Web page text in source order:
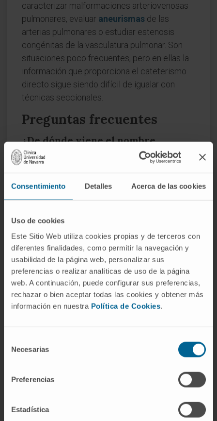
Consentimiento Detalles Acerca de las cookies
Uso de cookies
Este Sitio Web utiliza cookies propias y de terceros con
diferentes finalidades, como permitir la navegación y
usabilidad de la página web, personalizar sus
preferencias o realizar analíticas de uso de la página
web. A continuación, puede configurar sus preferencias,
rechazar o bien aceptar todas las cookies y obtener más
información en nuestra Política de Cookies.
Necesarias
Preferencias
Estadística
caracterizar malformaciones arteriovenosas
pulmonares, evaluar aneurismas de las
arterias pulmonares o estudiar estenosis
congénitas de la vasculatura pulmonar. Son
situaciones poco frecuentes, pero en ellas la
información que proporciona el cateterismo
directo sigue siendo difícil de igualar con
técnicas seccionales.
Preguntas frecuentes
¿De dónde viene el nombre
arteriografía pulmonar?
Combina las raíces griegas ἀρτηρία (artēría,
«arteria»), γράφειν (gráphein, «registrar») y el
adjetivo latinopulmonaris, derivado depulmo,
radiológico de las arterias del pulmón.
¿Es lo mismo que una angiografía
pulmonar?
Sí. Ambos nombres se usan de forma
intercambiable en la práctica clínica y en las
publicaciones médicas. MedlinePlus, por
pulmonar» y lo lista como sinónimo de
reemplazado la angio-TC?
pulmonar, la angio-TC multidetector es hoy la